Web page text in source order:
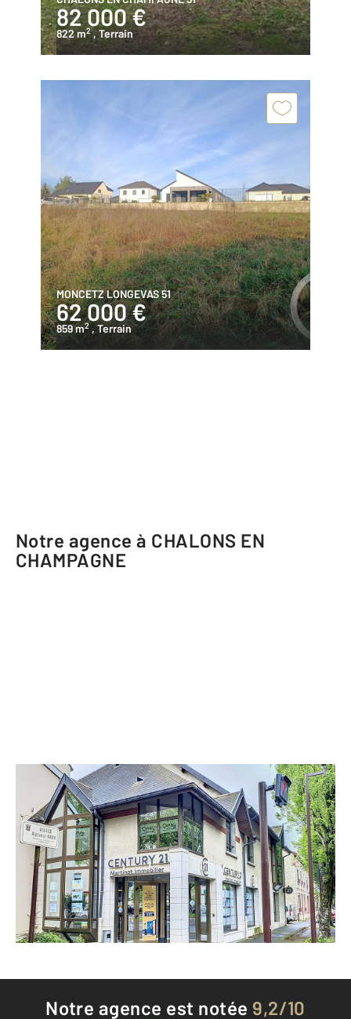
82 000 €
822 m2 , Terrain
MONCETZ LONGEVAS 51
62 000 €
859 m2 , Terrain
Notre agence à CHALONS EN
CHAMPAGNE
CENTURY 21 Martinot Immobilier
1 allée Alphonse Karr
CHALONS EN CHAMPAGNE - 51000
Envoyer un message
Téléphoner à l'agence
Notre agence est notée 9,2/10